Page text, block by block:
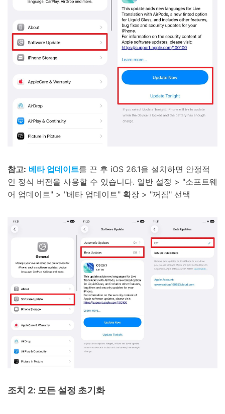
참고: 베타 업데이트를 끈 후 iOS 26.1을 설치하면 안정적
인 정식 버전을 사용할 수 있습니다. 일반 설정 > "소프트웨
어 업데이트" > "베타 업데이트" 확장 > "꺼짐" 선택
조치 2: 모든 설정 초기화